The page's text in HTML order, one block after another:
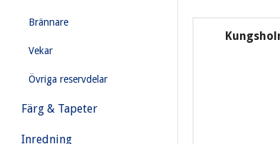
Brännare
Vekar
Övriga reservdelar
Färg & Tapeter
Inredning